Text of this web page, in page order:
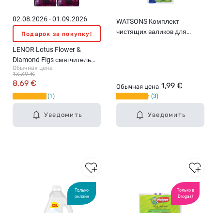
Уведомить
02.08.2026 - 01.09.2026
Подарок за покупку!
LENOR Lotus Flower &
Diamond Figs смягчитель
для белья, 2X987мл
Обычная цена
8,69 €
13,39 €
1
Уведомить
WATSONS Комплект
чистящих валиков для
Обычная цена 1,99 €
3
Только
онлайн
Только в
Drogas!